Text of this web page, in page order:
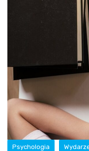
Psychologia